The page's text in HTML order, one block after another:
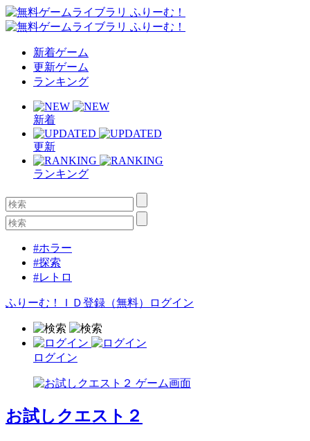
新着ゲーム
更新ゲーム
ランキング
新着
更新
ランキング
#ホラー
#探索
#レトロ
ふりーむ！ＩＤ登録（無料） ログイン
ログイン
お試しクエスト２